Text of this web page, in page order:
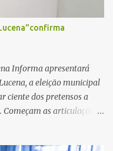
Informa apresentará
a eleição municipal
ciente dos pretensos a
as articulações e